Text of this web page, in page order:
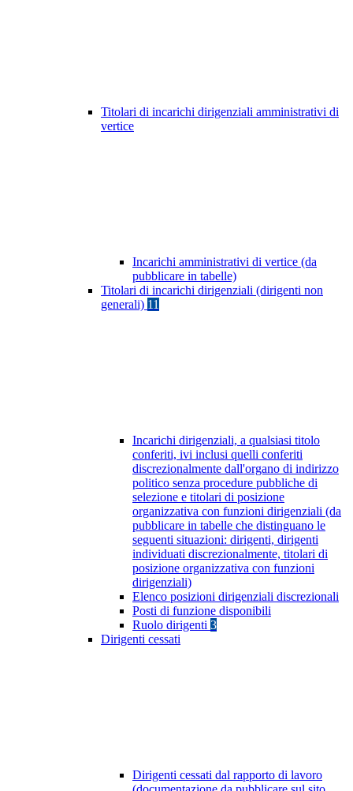
Titolari di incarichi dirigenziali amministrativi di
vertice
Incarichi amministrativi di vertice (da
pubblicare in tabelle)
Titolari di incarichi dirigenziali (dirigenti non
generali) 11
Incarichi dirigenziali, a qualsiasi titolo
conferiti, ivi inclusi quelli conferiti
discrezionalmente dall'organo di indirizzo
politico senza procedure pubbliche di
selezione e titolari di posizione
organizzativa con funzioni dirigenziali (da
pubblicare in tabelle che distinguano le
seguenti situazioni: dirigenti, dirigenti
individuati discrezionalmente, titolari di
posizione organizzativa con funzioni
dirigenziali)
Elenco posizioni dirigenziali discrezionali
Posti di funzione disponibili
Ruolo dirigenti 3
Dirigenti cessati
Dirigenti cessati dal rapporto di lavoro